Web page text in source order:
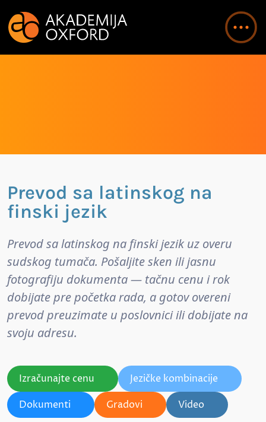
Prevod sa latinskog na
finski jezik
Prevod sa latinskog na finski jezik uz overu
sudskog tumača. Pošaljite sken ili jasnu
fotografiju dokumenta — tačnu cenu i rok
dobijate pre početka rada, a gotov overeni
prevod preuzimate u poslovnici ili dobijate na
svoju adresu.
Izračunajte cenu
Jezičke kombinacije
Dokumenti
Gradovi Video